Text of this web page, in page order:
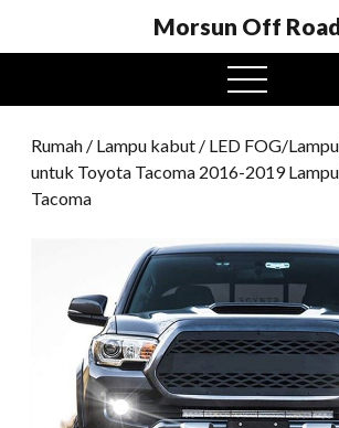
Morsun Off
Buka
menu
Rumah / Lampu kabut / LED FOG/
untuk Toyota Tacoma 2016-2019
Tacoma